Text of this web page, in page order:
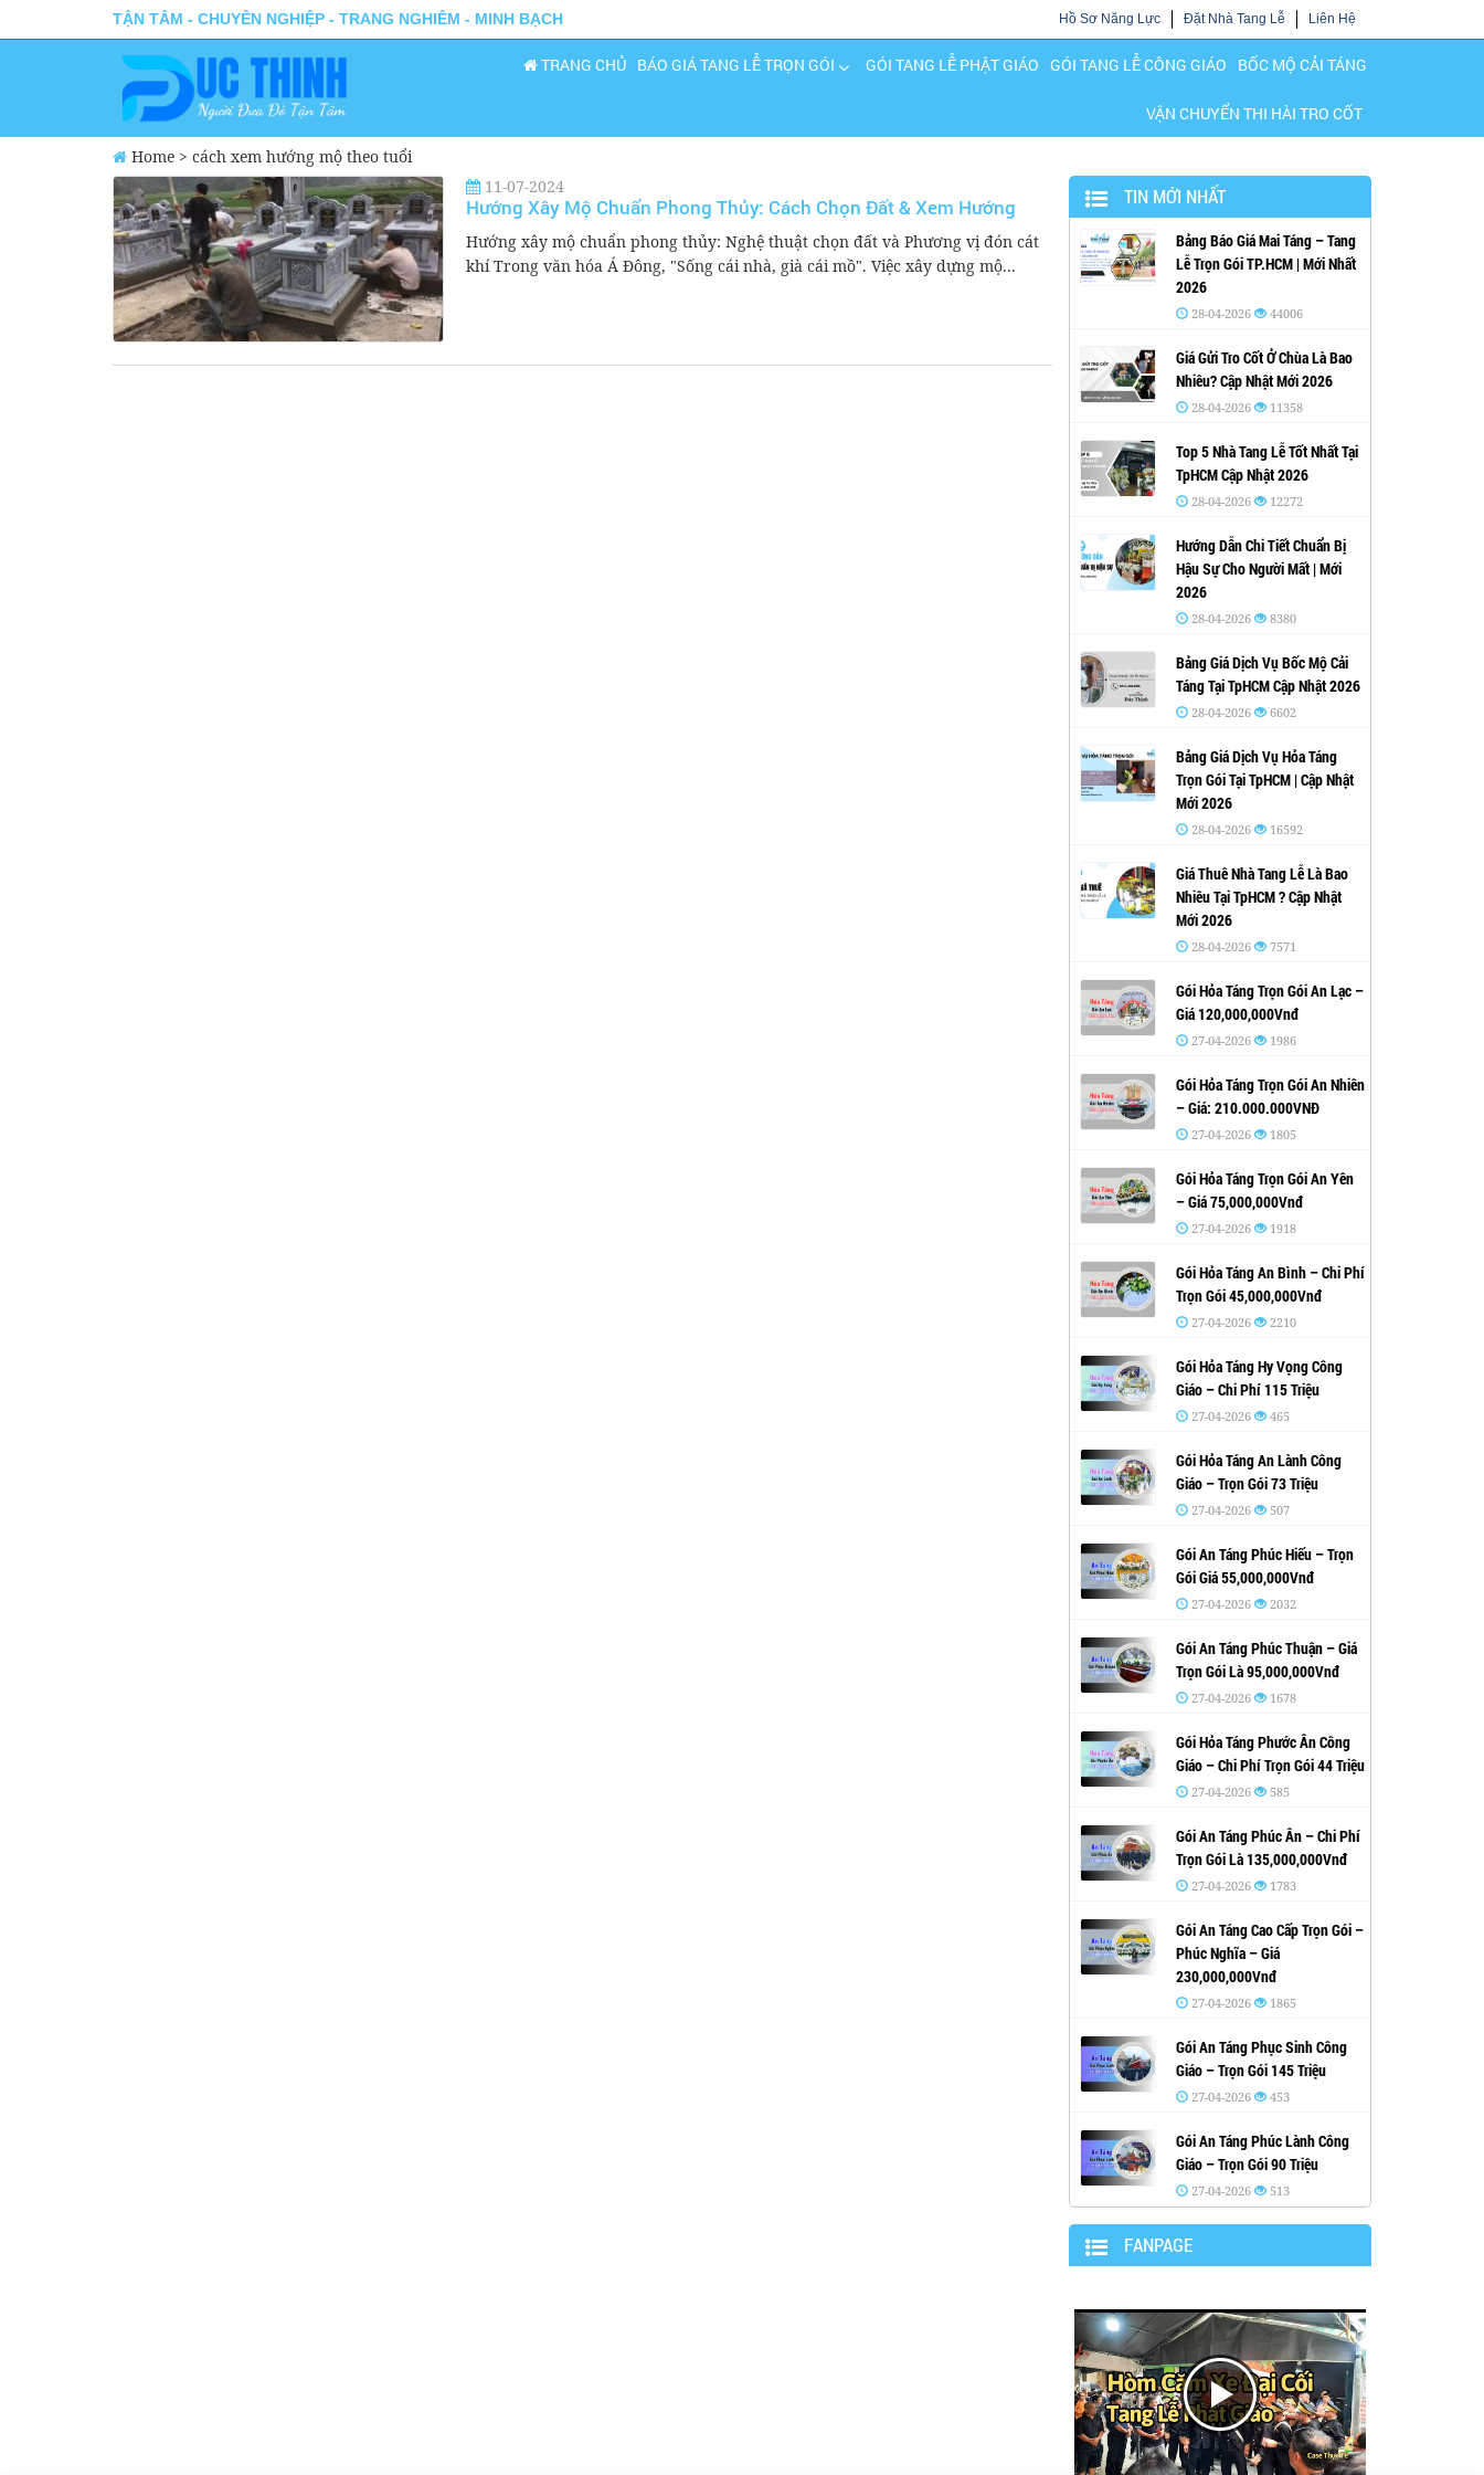
TẬN TÂM - CHUYÊN NGHIỆP - TRANG NGHIÊM - MINH BẠCH Hồ Sơ Năng Lực Đặt Nhà Tang Lễ Liên Hệ
TRANG CHỦ BÁO GIÁ TANG LỄ TRỌN GÓI GÓI TANG LỄ PHẬT GIÁO GÓI TANG LỄ CÔNG GIÁO BỐC MỘ CẢI TÁNG
VẬN CHUYỂN THI HÀI TRO CỐT
Home > cách xem hướng mộ theo tuổi
11-07-2024
Hướng Xây Mộ Chuẩn Phong Thủy: Cách Chọn Đất & Xem Hướng
Hướng xây mộ chuẩn phong thủy: Nghệ thuật chọn đất và Phương vị đón cát
khí Trong văn hóa Á Đông, "Sống cái nhà, già cái mồ". Việc xây dựng mộ...
TIN MỚI NHẤT
Bảng Báo Giá Mai Táng – Tang
Lễ Trọn Gói TP.HCM | Mới Nhất
2026
28-04-2026 44006
Giá Gửi Tro Cốt Ở Chùa Là Bao
Nhiêu? Cập Nhật Mới 2026
28-04-2026 11358
Top 5 Nhà Tang Lễ Tốt Nhất Tại
TpHCM Cập Nhật 2026
28-04-2026 12272
Hướng Dẫn Chi Tiết Chuẩn Bị
Hậu Sự Cho Người Mất | Mới
2026
28-04-2026 8380
Bảng Giá Dịch Vụ Bốc Mộ Cải
Táng Tại TpHCM Cập Nhật 2026
28-04-2026 6602
Bảng Giá Dịch Vụ Hỏa Táng
Trọn Gói Tại TpHCM | Cập Nhật
Mới 2026
28-04-2026 16592
Giá Thuê Nhà Tang Lễ Là Bao
Nhiêu Tại TpHCM ? Cập Nhật
Mới 2026
28-04-2026 7571
Gói Hỏa Táng Trọn Gói An Lạc –
Giá 120,000,000Vnđ
27-04-2026 1986
Gói Hỏa Táng Trọn Gói An Nhiên
– Giá: 210.000.000VNĐ
27-04-2026 1805
Gói Hỏa Táng Trọn Gói An Yên
– Giá 75,000,000Vnđ
27-04-2026 1918
Gói Hỏa Táng An Bình – Chi Phí
Trọn Gói 45,000,000Vnđ
27-04-2026 2210
Gói Hỏa Táng Hy Vọng Công
Giáo – Chi Phí 115 Triệu
27-04-2026 465
Gói Hỏa Táng An Lành Công
Giáo – Trọn Gói 73 Triệu
27-04-2026 507
Gói An Táng Phúc Hiếu – Trọn
Gói Giá 55,000,000Vnđ
27-04-2026 2032
Gói An Táng Phúc Thuận – Giá
Trọn Gói Là 95,000,000Vnđ
27-04-2026 1678
Gói Hỏa Táng Phước Ân Công
Giáo – Chi Phí Trọn Gói 44 Triệu
27-04-2026 585
Gói An Táng Phúc Ân – Chi Phí
Trọn Gói Là 135,000,000Vnđ
27-04-2026 1783
Gói An Táng Cao Cấp Trọn Gói –
Phúc Nghĩa – Giá
230,000,000Vnđ
27-04-2026 1865
Gói An Táng Phục Sinh Công
Giáo – Trọn Gói 145 Triệu
27-04-2026 453
Gói An Táng Phúc Lành Công
Giáo – Trọn Gói 90 Triệu
27-04-2026 513
FANPAGE